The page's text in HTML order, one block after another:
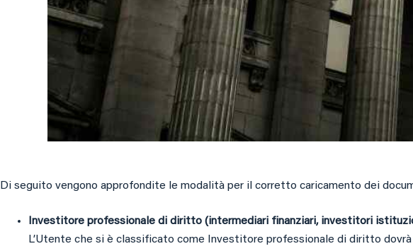
Di seguito vengono approfondite le modalità per il corretto caricamento dei
Investitore professionale di diritto (intermediari finanziari, investitori
L’Utente che si è classificato come Investitore professionale di diritto